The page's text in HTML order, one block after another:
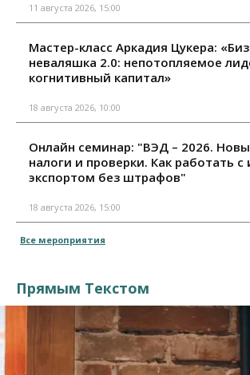
11 августа 2026, 15:00
Мастер-класс Аркадия Цукера:
неваляшка 2.0: непотопляемое
когнитивный капитал»
18 августа 2026, 10:00
Онлайн семинар: "ВЭД – 2026.
налоги и проверки. Как работать
экспортом без штрафов"
18 августа 2026, 15:00
Все мероприятия
Прямым Текстом